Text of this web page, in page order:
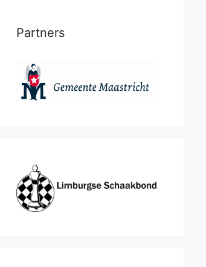
Partners